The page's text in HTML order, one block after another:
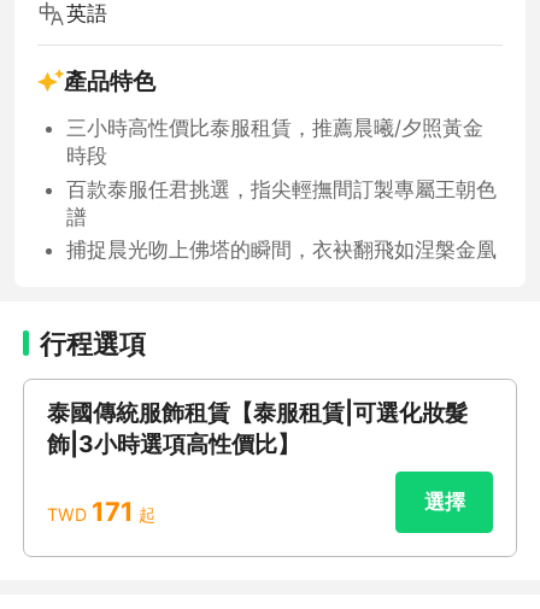
英語
產品特色
三小時高性價比泰服租賃，推薦晨曦/夕照黃金
時段
百款泰服任君挑選，指尖輕撫間訂製專屬王朝色
譜
捕捉晨光吻上佛塔的瞬間，衣袂翻飛如涅槃金凰
行程選項
泰國傳統服飾租賃【泰服租賃|可選化妝髮
飾|3小時選項高性價比】
TWD 171 起
選擇